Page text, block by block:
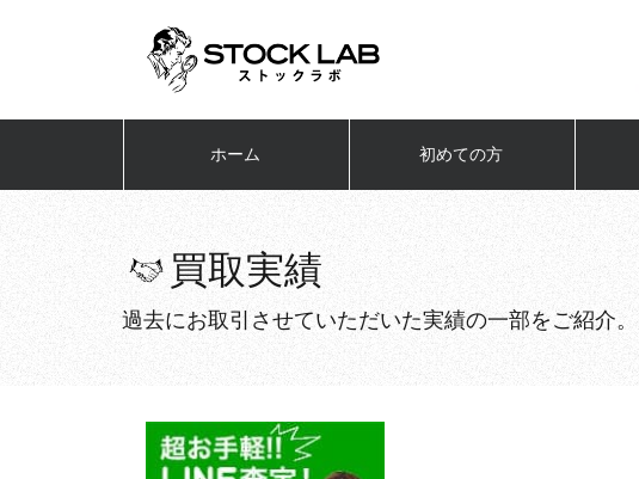
ホーム 初めての方
買取実績
過去にお取引させていただいた実績の一部をご紹介。